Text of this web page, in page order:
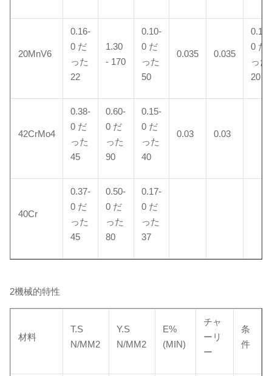
20MnV6
0.16-
0 だ
った
22
1.30
- 170
0.10-
0 だ
った
50
0.035 0.035
0.10-
0 だ
った
20
42CrMo4
0.38-
0 だ
った
45
0.60-
0 だ
った
90
0.15-
0 だ
った
40
0.03 0.03
40Cr
0.37-
0 だ
った
45
0.50-
0 だ
った
80
0.17-
0 だ
った
37
2機械的特性
材料
T.S
N/MM2
Y.S
N/MM2
E%
(MIN)
チャ
ーリ
ー
条
件